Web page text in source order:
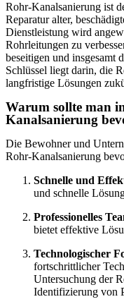
Rohr-Kanalsanierung ist
Reparatur alter,
Dienstleistung wird
Rohrleitungen zu
beseitigen und insgesamt
Schlüssel liegt darin, die
langfristige Lösungen
Warum sollte man
Kanalsanierung
Die Bewohner und
Rohr-Kanalsanierung
Schnelle und
und schnelle
Professionelles
bietet effektive
Technologischer
fortschrittlicher
Untersuchung der
Identifizierung von